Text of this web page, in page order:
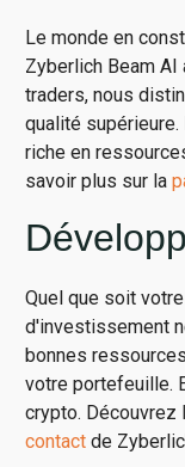
Le monde en
Zyberlich Beam
traders, nous
qualité
riche en
savoir plus sur la
Quel que soit
d'investissement
bonnes
votre portefeuille.
crypto.
contactde